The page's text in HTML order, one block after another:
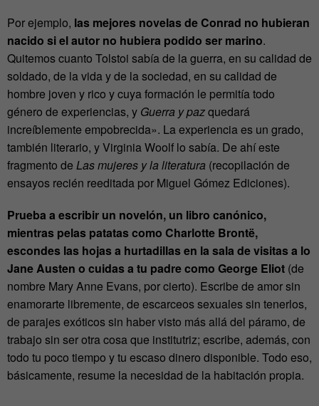
Por ejemplo, las mejores novelas de Conrad no hubieran
nacido si el autor no hubiera podido ser marino.
Quitemos cuanto Tolstoi sabía de la guerra, en su calidad de
soldado, de la vida y de la sociedad, en su calidad de
hombre joven y rico y cuya formación le permitía todo
género de experiencias, y Guerra y pazquedará
increíblemente empobrecida». La experiencia es un grado,
también literario, y Virginia Woolf lo sabía. De ahí este
fragmento de Las mujeres y la literatura (recopilación de
ensayos recién reeditada por Miguel Gómez Ediciones).
Prueba a escribir un novelón, un libro canónico,
mientras pelas patatas como Charlotte Brontë,
escondes las hojas a hurtadillas en la sala de visitas a lo
Jane Austen o cuidas a tu padre como George Eliot (de
nombre Mary Anne Evans, por cierto). Escribe de amor sin
enamorarte libremente, de escarceos sexuales sin tenerlos,
de parajes exóticos sin haber visto más allá del páramo, de
trabajo sin ser otra cosa que institutriz; escribe, además, con
todo tu poco tiempo y tu escaso dinero disponible. Todo eso,
básicamente, resume la necesidad de la habitación propia.